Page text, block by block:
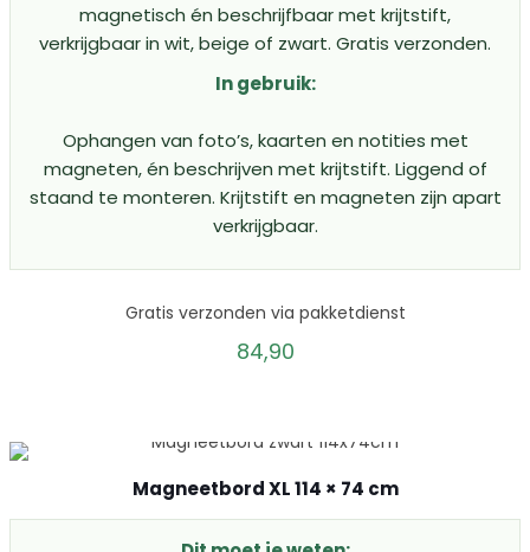
magnetisch én beschrijfbaar met krijtstift,
verkrijgbaar in wit, beige of zwart. Gratis verzonden.
In gebruik:
Ophangen van foto’s, kaarten en notities met
magneten, én beschrijven met krijtstift. Liggend of
staand te monteren. Krijtstift en magneten zijn apart
verkrijgbaar.
Gratis verzonden via pakketdienst
84,90
Magneetbord XL 114 × 74 cm